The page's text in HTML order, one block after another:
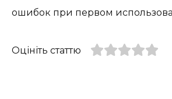
ошибок при первом
Оцініть статтю